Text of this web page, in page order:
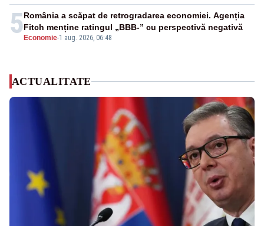
5 Economie-1 aug. 2026, 06:48
România a scăpat de retrogradarea economiei. Agenția
Fitch menține ratingul „BBB-” cu perspectivă negativă
ACTUALITATE